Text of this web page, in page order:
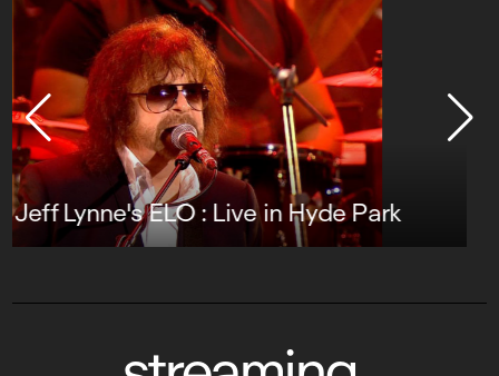
Foreigner : Alive & Rockin’